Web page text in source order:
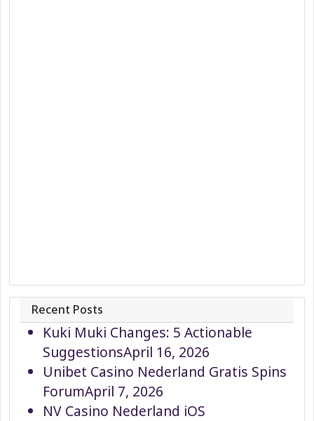
Recent Posts
Kuki Muki Changes: 5 Actionable
SuggestionsApril 16, 2026
Unibet Casino Nederland Gratis Spins
ForumApril 7, 2026
NV Casino Nederland iOS